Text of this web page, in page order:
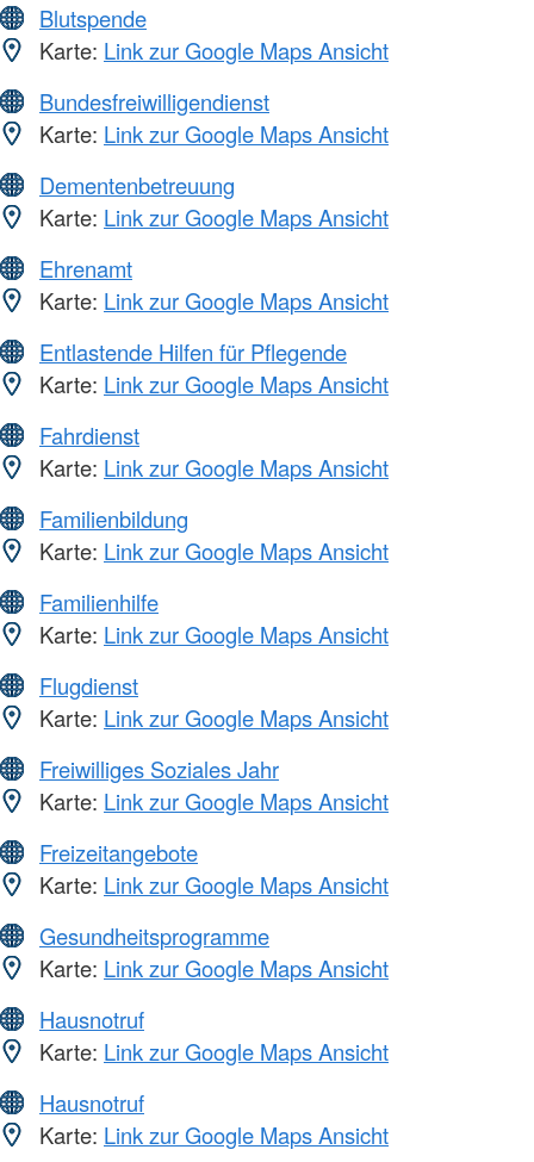
Blutspende
Karte: Link zur Google Maps Ansicht
Bundesfreiwilligendienst
Karte: Link zur Google Maps Ansicht
Dementenbetreuung
Karte: Link zur Google Maps Ansicht
Ehrenamt
Karte: Link zur Google Maps Ansicht
Entlastende Hilfen für Pflegende
Karte: Link zur Google Maps Ansicht
Fahrdienst
Karte: Link zur Google Maps Ansicht
Familienbildung
Karte: Link zur Google Maps Ansicht
Familienhilfe
Karte: Link zur Google Maps Ansicht
Flugdienst
Karte: Link zur Google Maps Ansicht
Freiwilliges Soziales Jahr
Karte: Link zur Google Maps Ansicht
Freizeitangebote
Karte: Link zur Google Maps Ansicht
Gesundheitsprogramme
Karte: Link zur Google Maps Ansicht
Hausnotruf
Karte: Link zur Google Maps Ansicht
Hausnotruf
Karte: Link zur Google Maps Ansicht